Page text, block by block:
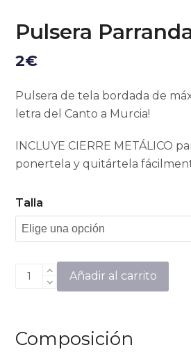
Pulsera
2€
Pulsera de tela bordada de
letra del Canto a Murcia!
INCLUYE CIERRE METÁLICO
ponertela y quitártela
Talla
Pulsera
Parranda
Añadir al carrito
Composición